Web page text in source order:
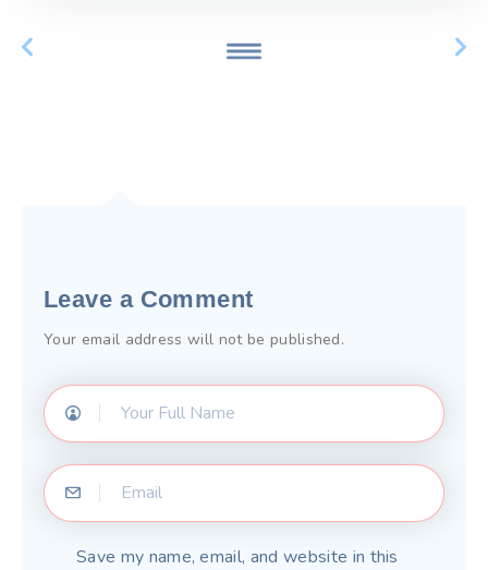
Leave a Comment
Your email address will not be published.
Save my name, email, and website in this